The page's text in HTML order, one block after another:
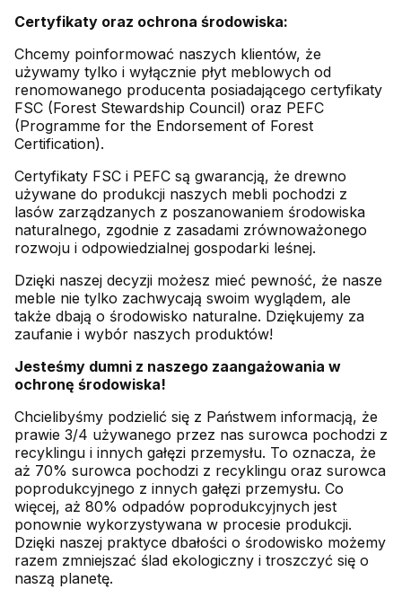
Certyfikaty oraz ochrona środowiska:
Chcemy poinformować naszych klientów, że
używamy tylko i wyłącznie płyt meblowych od
renomowanego producenta posiadającego certyfikaty
FSC (Forest Stewardship Council) oraz PEFC
(Programme for the Endorsement of Forest
Certification).
Certyfikaty FSC i PEFC są gwarancją, że drewno
używane do produkcji naszych mebli pochodzi z
lasów zarządzanych z poszanowaniem środowiska
naturalnego, zgodnie z zasadami zrównoważonego
rozwoju i odpowiedzialnej gospodarki leśnej.
Dzięki naszej decyzji możesz mieć pewność, że nasze
meble nie tylko zachwycają swoim wyglądem, ale
także dbają o środowisko naturalne. Dziękujemy za
zaufanie i wybór naszych produktów!
Jesteśmy dumni z naszego zaangażowania w
ochronę środowiska!
Chcielibyśmy podzielić się z Państwem informacją, że
prawie 3/4 używanego przez nas surowca pochodzi z
recyklingu i innych gałęzi przemysłu. To oznacza, że
aż 70% surowca pochodzi z recyklingu oraz surowca
poprodukcyjnego z innych gałęzi przemysłu. Co
więcej, aż 80% odpadów poprodukcyjnych jest
ponownie wykorzystywana w procesie produkcji.
Dzięki naszej praktyce dbałości o środowisko możemy
razem zmniejszać ślad ekologiczny i troszczyć się o
naszą planetę.